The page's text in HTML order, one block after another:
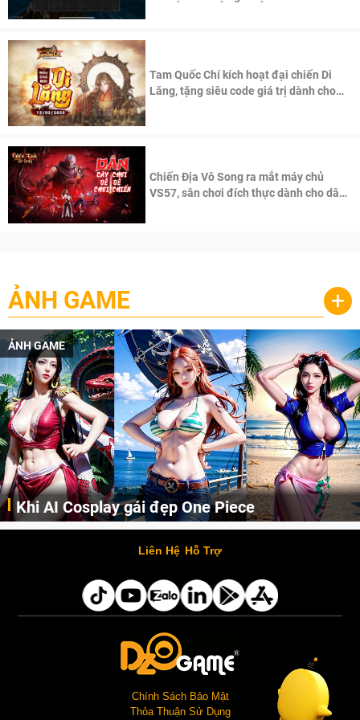
Tam Quốc Chí kích hoạt đại chiến Di
Lăng, tặng siêu code giá trị dành cho
Chiến Địa Vô Song ra mắt máy chủ
VS57, sân chơi đích thực dành cho dân
ẢNH GAME +
ẢNH GAME
Khi AI Cosplay gái đẹp One Piece
Những cô nàng nóng bỏng Boa Hancock, Nico Robin, Nami, Yamato hay Perona được AI vẽ lại dưới hình thức Cosplay cực kỳ chuẩn chỉnh.
Liên Hệ Hỗ Trợ
Chính Sách Bảo Mật
Thỏa Thuận Sử Dụng